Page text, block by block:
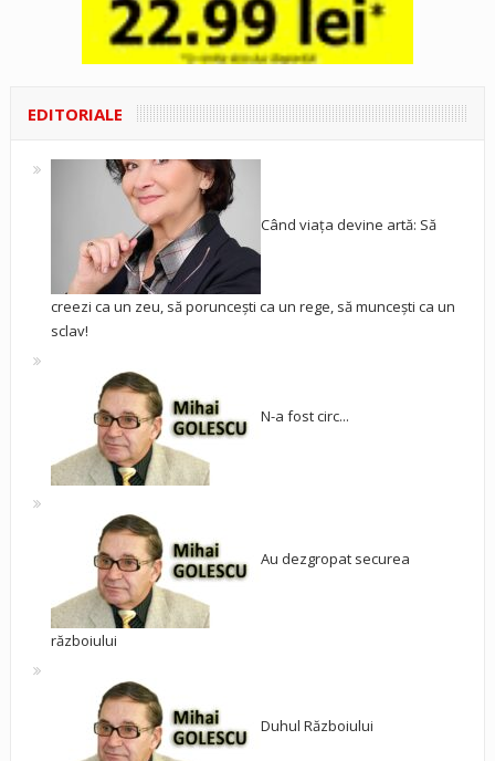
EDITORIALE
Când viața devine artă: Să
creezi ca un zeu, să poruncești ca un rege, să muncești ca un
sclav!
N-a fost circ...
Au dezgropat securea
războiului
Duhul Războiului